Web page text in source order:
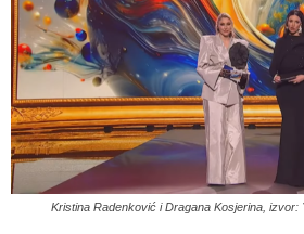
Kristina Radenković i Dragana Kosjerina, izvor: